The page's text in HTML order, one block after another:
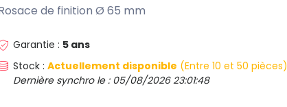
de finition Ø 65 mm
Garantie : 5 ans
Stock : Actuellement disponible (Entre 10 et 50 pièces)
Dernière synchro le : 05/08/2026 23:01:48